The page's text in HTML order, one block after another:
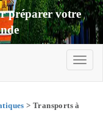
préparer votre
> Transports à